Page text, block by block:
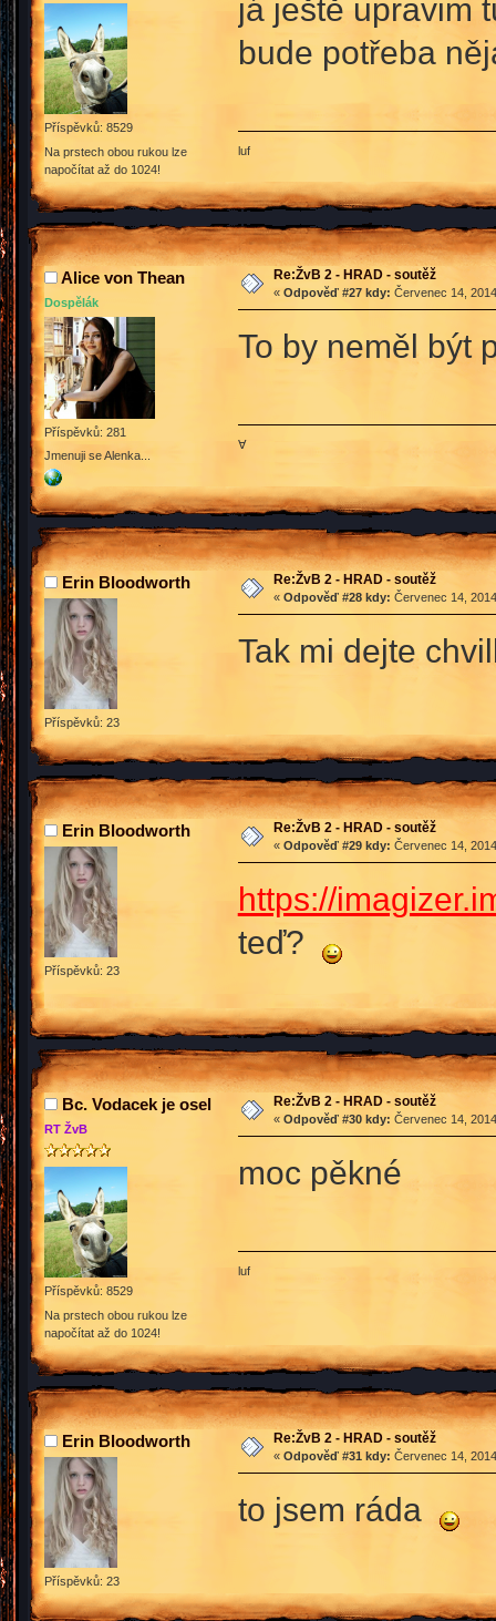
Příspěvků: 8529
Na prstech obou rukou lze
napočítat až do 1024!
já ještě upravim
bude potřeba
luf
Alice von Thean
Dospělák
Příspěvků: 281
Jmenuji se Alenka...
Re:ŽvB 2 - HRAD - soutěž
« Odpověď #27 kdy: Červenec 14,
To by neměl být
∀
Erin Bloodworth
Příspěvků: 23
Re:ŽvB 2 - HRAD - soutěž
« Odpověď #28 kdy: Červenec 14,
Tak mi dejte
Erin Bloodworth
Příspěvků: 23
Re:ŽvB 2 - HRAD - soutěž
« Odpověď #29 kdy: Červenec 14,
https://
teď?
Bc. Vodacek je osel
RT ŽvB
Příspěvků: 8529
Na prstech obou rukou lze
napočítat až do 1024!
Re:ŽvB 2 - HRAD - soutěž
« Odpověď #30 kdy: Červenec 14,
moc pěkné
luf
Erin Bloodworth
Příspěvků: 23
Re:ŽvB 2 - HRAD - soutěž
« Odpověď #31 kdy: Červenec 14,
to jsem ráda